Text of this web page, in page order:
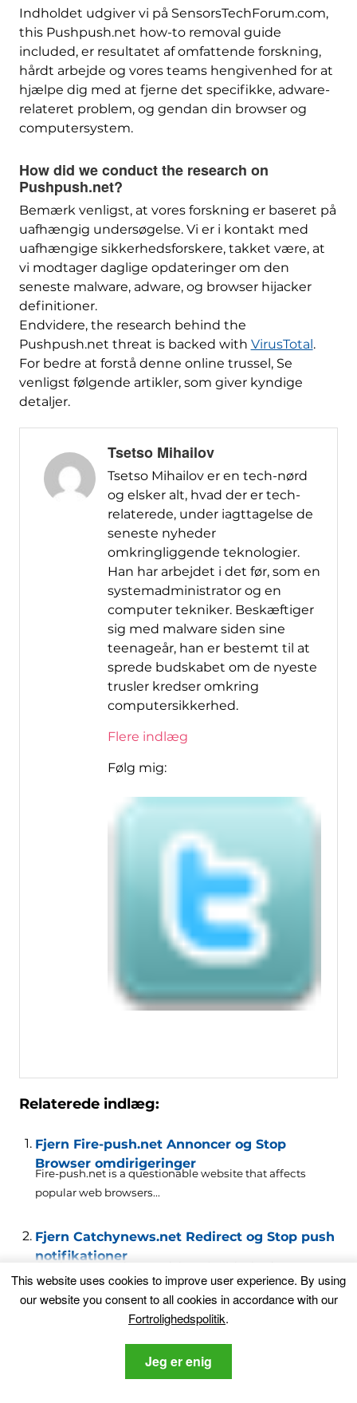
Indholdet udgiver vi på SensorsTechForum.com,
this Pushpush.net how-to removal guide
included, er resultatet af omfattende forskning,
hårdt arbejde og vores teams hengivenhed for at
hjælpe dig med at fjerne det specifikke, adware-
relateret problem, og gendan din browser og
computersystem.
How did we conduct the research on
Pushpush.net?
Bemærk venligst, at vores forskning er baseret på
uafhængig undersøgelse. Vi er i kontakt med
uafhængige sikkerhedsforskere, takket være, at
vi modtager daglige opdateringer om den
seneste malware, adware, og browser hijacker
definitioner.
Endvidere, the research behind the
Pushpush.net threat is backed with VirusTotal.
For bedre at forstå denne online trussel, Se
venligst følgende artikler, som giver kyndige
detaljer.
Tsetso Mihailov
Tsetso Mihailov er en tech-nørd
og elsker alt, hvad der er tech-
relaterede, under iagttagelse de
seneste nyheder
omkringliggende teknologier.
Han har arbejdet i det før, som en
systemadministrator og en
computer tekniker. Beskæftiger
sig med malware siden sine
teenageår, han er bestemt til at
sprede budskabet om de nyeste
trusler kredser omkring
computersikkerhed.
Flere indlæg
Følg mig:
Relaterede indlæg:
Fjern Fire-push.net Annoncer og Stop
Browser omdirigeringer
Fire-push.net is a questionable website that affects
popular web browsers...
Fjern Catchynews.net Redirect og Stop push
notifikationer
Catchynews.net is a suspicious domain that is
associated with the...
Push-news.net Meddelelser Virus – Sådan
This is an article that aims to reveal how Push-news.net..
This website uses cookies to improve user experience. By using
our website you consent to all cookies in accordance with our
Fortrolighedspolitik.
Jeg er enig